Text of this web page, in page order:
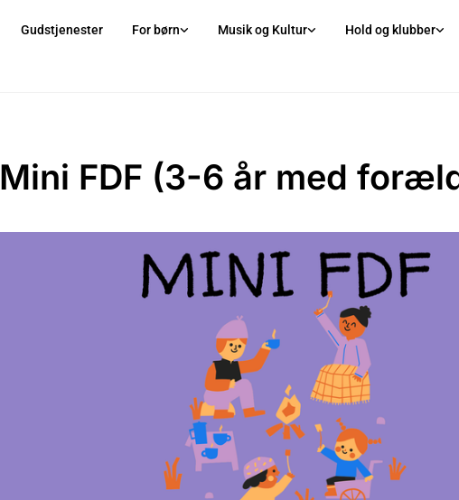
Gudstjenester For børn Musik og Kultur Hold og klubber
Mini FDF (3-6 år med